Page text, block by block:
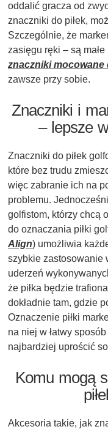
oddalić gracza od
znaczniki do piłek,
Szczególnie, że
zasięgu ręki – są
znaczniki mocowane
zawsze przy sobie.
Znaczniki i
– lepsze
Znaczniki do piłek
które bez trudu
więc zabranie ich na
problemu.
golfistom, którzy chcą
do oznaczania piłki
Align) umożliwia
szybkie zastosowanie
uderzeń
że piłka będzie
dokładnie tam, gdzie
Oznaczenie piłki
na niej w łatwy
najbardziej uprościć
Komu mogą
Akcesoria takie, jak